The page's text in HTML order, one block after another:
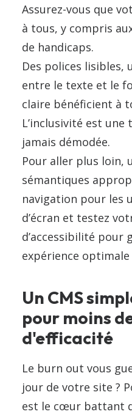
Assurez-vous que
à tous, y compris
de handicaps.
Des polices lisibles,
entre le texte et le
claire bénéficient à
L’inclusivité est une
jamais démodée.
Pour aller plus loin,
sémantiques
navigation pour les
d’écran et testez
d’accessibilité pour
expérience
Un CMS
pour moins
d'efficacité
Le burn out vous
jour de votre site ?
est le cœur battant